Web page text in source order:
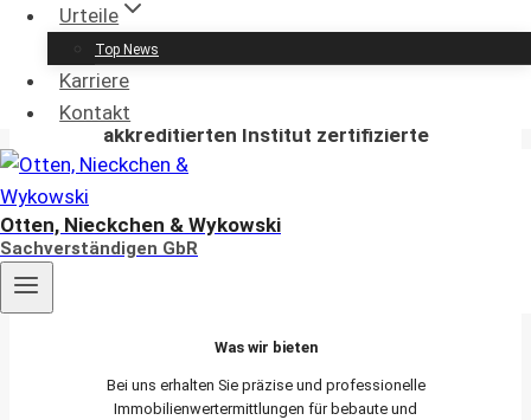
Urteile
Top News
Karriere
Kontakt
Otten, Nieckchen & Wykowski
Sachverständigen GbR
öffentlich bestellte und vereidigte bzw.
von einem nach DIN EN ISO/IEC 17024
akkreditierten Institut zertifizierte
Sachverständige
unbebauten Grundstücken
Was wir bieten
Bei uns erhalten Sie präzise und professionelle
Immobilienwertermittlungen für bebaute und